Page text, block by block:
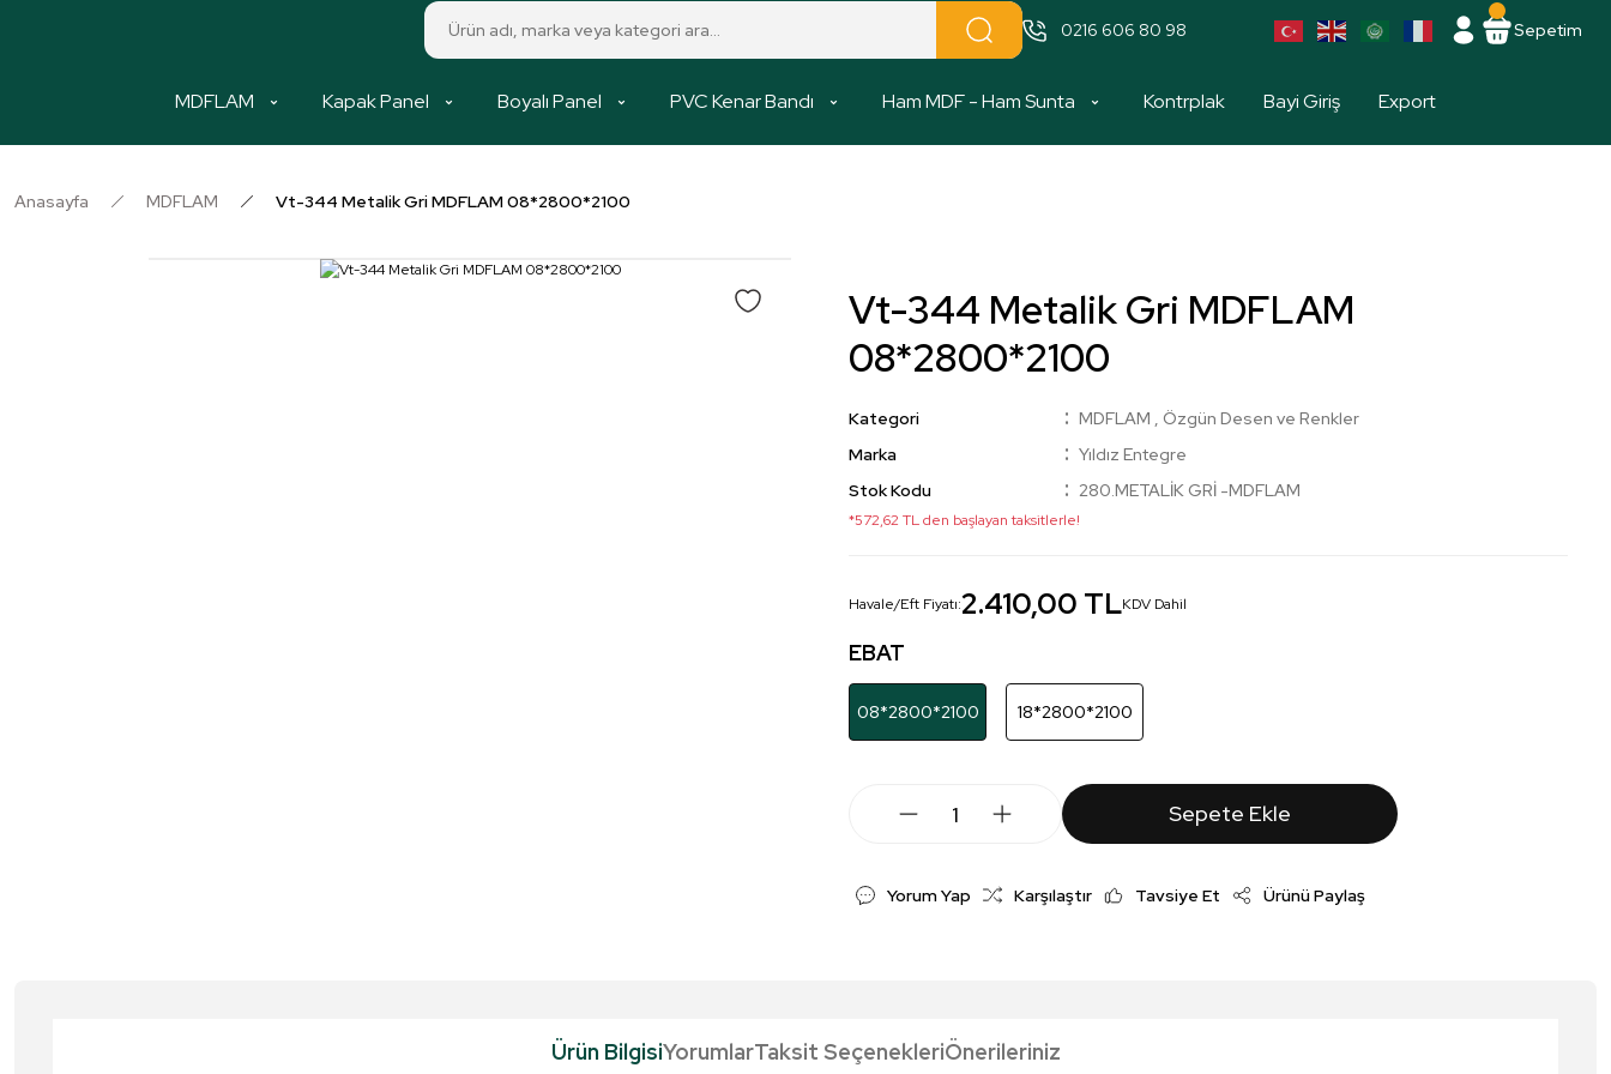
0216 606 80 98 Sepetim
MDFLAM Kapak Panel Boyalı Panel PVC Kenar Bandı Ham MDF - Ham Sunta Kontrplak Bayi Giriş Export
Anasayfa MDFLAM Vt-344 Metalik Gri MDFLAM 08*2800*2100
Vt-344 Metalik Gri MDFLAM
08*2800*2100
Kategori MDFLAM , Özgün Desen ve Renkler
Marka
Yıldız Entegre
Stok Kodu
280.METALİK GRİ -MDFLAM
*572,62 TL den başlayan taksitlerle!
Havale/Eft Fiyatı:2.410,00 TLKDV Dahil
EBAT
08*2800*2100 18*2800*2100
Sepete Ekle
Yorum Yap Karşılaştır Tavsiye Et Ürünü Paylaş
Ürün BilgisiYorumlarTaksit SeçenekleriÖnerileriniz